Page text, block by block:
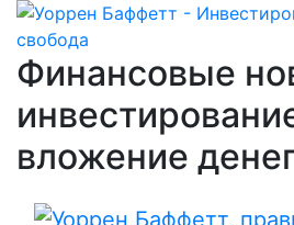
Финансовые
вложение